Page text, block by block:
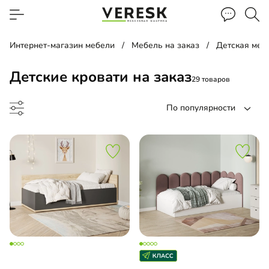
Интернет-магазин мебели Мебель на заказ Детская
Детские кровати на заказ29 товаров
По популярности
до